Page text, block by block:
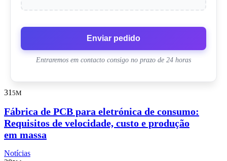
Enviar pedido
Entraremos em contacto consigo no prazo de 24 horas
31 5M
Fábrica de PCB para eletrónica de consumo:
Requisitos de velocidade, custo e produção
em massa
Notícias